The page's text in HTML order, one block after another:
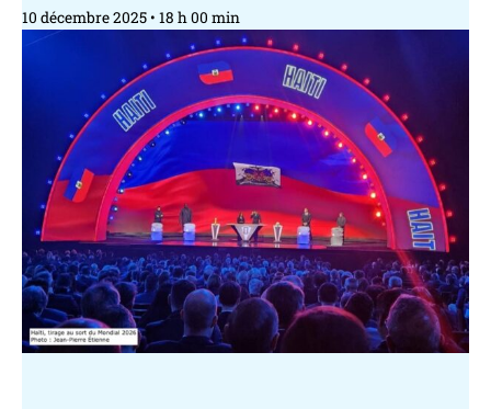
10 décembre 2025 18 h 00 min